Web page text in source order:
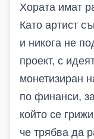
Хората имат
Като артист
и никога не
проект, с
монетизиран
по финанси,
който се
че трябва да